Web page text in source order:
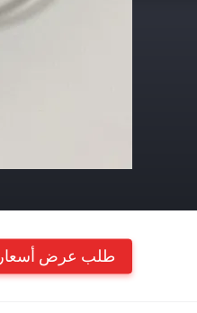
طلب عرض أسعار